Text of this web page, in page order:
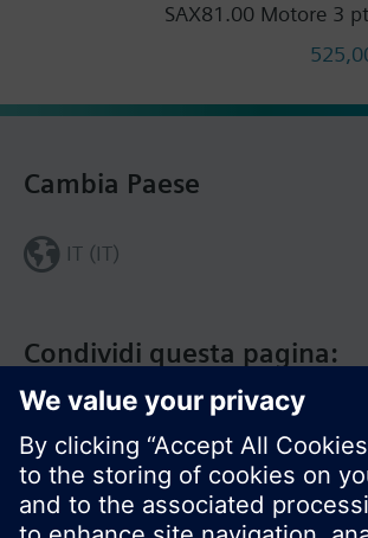
SAX81.00 Motore 3
Condividi questa pagina:
Cambia Paese
IT (IT)